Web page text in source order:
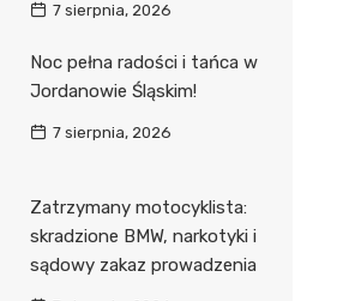
7 sierpnia, 2026
Noc pełna radości i tańca w
Jordanowie Śląskim!
7 sierpnia, 2026
Zatrzymany motocyklista:
skradzione BMW, narkotyki i
sądowy zakaz prowadzenia